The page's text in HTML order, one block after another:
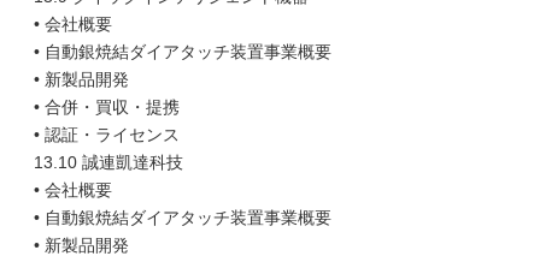
• 会社概要
• 自動銀焼結ダイアタッチ装置事業概要
• 新製品開発
• 合併・買収・提携
• 認証・ライセンス
13.10 誠連凱達科技
• 会社概要
• 自動銀焼結ダイアタッチ装置事業概要
• 新製品開発